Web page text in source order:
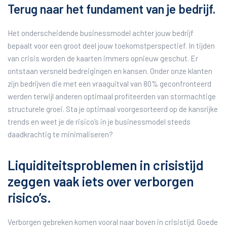
Terug naar het fundament van je bedrijf.
Het onderscheidende businessmodel achter jouw bedrijf
bepaalt voor een groot deel jouw toekomstperspectief. In tijden
van crisis worden de kaarten immers opnieuw geschut. Er
ontstaan versneld bedreigingen en kansen. Onder onze klanten
zijn bedrijven die met een vraaguitval van 80% geconfronteerd
werden terwijl anderen optimaal profiteerden van stormachtige
structurele groei. Sta je optimaal voorgesorteerd op de kansrijke
trends en weet je de risico’s in je businessmodel steeds
daadkrachtig te minimaliseren?
Liquiditeitsproblemen in crisistijd
zeggen vaak iets over verborgen
risico’s.
Verborgen gebreken komen vooral naar boven in crisistijd. Goede